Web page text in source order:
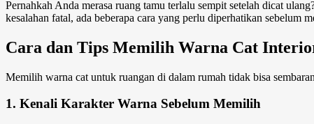
Pernahkah Anda merasa ruang tamu terlalu sempit setelah dicat
kesalahan fatal, ada beberapa cara yang perlu diperhatikan sebelum
Cara dan Tips Memilih Warna Cat
Memilih warna cat untuk ruangan di dalam rumah tidak bisa
1. Kenali Karakter Warna Sebelum Memilih